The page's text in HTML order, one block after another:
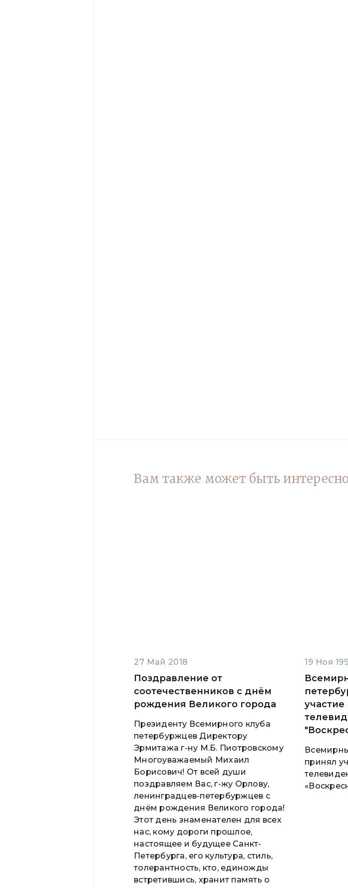
Вам также может быть интересно
27 Май 2018
Поздравление от
соотечественников с днём
рождения Великого города
Президенту Всемирного клуба
петербуржцев Директору
Эрмитажа г-ну М.Б. Пиотровскому
Многоуважаемый Михаил
Борисович! От всей души
поздравляем Вас, г-жу Орлову,
ленинградцев-петербуржцев с
днём рождения Великого города!
Этот день знаменателен для всех
нас, кому дороги прошлое,
настоящее и будущее Санкт-
Петербурга, его культура, стиль,
толерантность, кто, единожды
встретившись, хранит память о
19 Ноя
принял